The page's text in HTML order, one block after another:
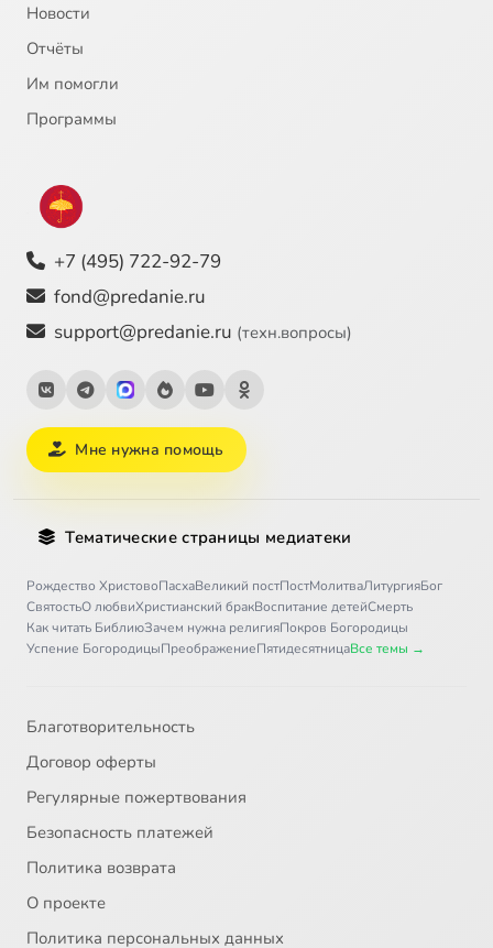
Новости
Отчёты
Им помогли
Программы
+7 (495) 722-92-79
fond@predanie.ru
support@predanie.ru (техн.вопросы)
Мне нужна помощь
Тематические страницы медиатеки
Рождество ХристовоПасхаВеликий постПостМолитваЛитургияБог
СвятостьО любвиХристианский бракВоспитание детейСмерть
Как читать БиблиюЗачем нужна религияПокров Богородицы
Успение БогородицыПреображениеПятидесятницаВсе темы →
Благотворительность
Договор оферты
Регулярные пожертвования
Безопасность платежей
Политика возврата
О проекте
Политика персональных данных